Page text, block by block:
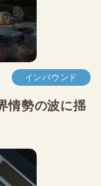
インバウンド
情勢の波に揺